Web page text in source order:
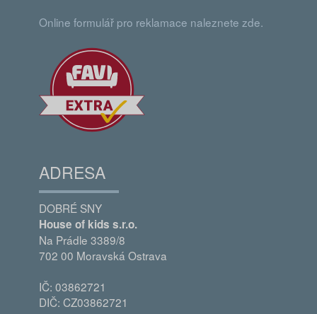
Online formulář pro reklamace naleznete zde.
ADRESA
DOBRÉ SNY
House of kids s.r.o.
Na Prádle 3389/8
702 00 Moravská Ostrava
IČ: 03862721
DIČ: CZ03862721